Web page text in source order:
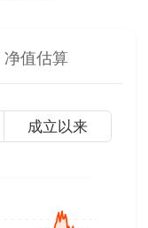
净值估算
成立以来